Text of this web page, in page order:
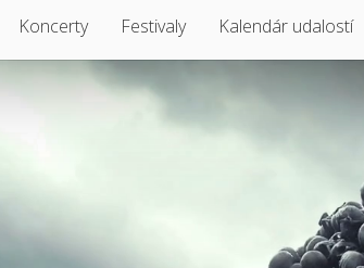
Koncerty Festivaly Kalendár udalostí